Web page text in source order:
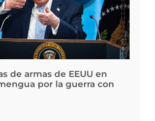
de armas de EEUU en
por la guerra con